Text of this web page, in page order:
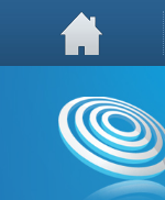
A weboldal használatával Ön elfogadja,